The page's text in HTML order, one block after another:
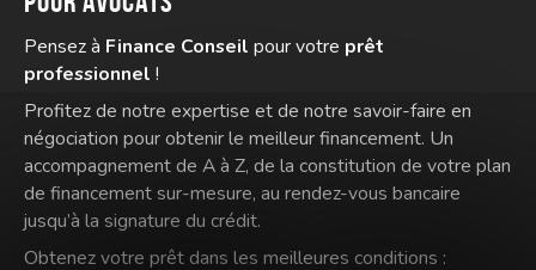
Pensez à Finance Conseil pour votre prêt
professionnel !
Profitez de notre expertise et de notre savoir-faire en
négociation pour obtenir le meilleur financement. Un
accompagnement de A à Z, de la constitution de votre plan
de financement sur-mesure, au rendez-vous bancaire
jusqu’à la signature du crédit.
Obtenez votre prêt dans les meilleures conditions :